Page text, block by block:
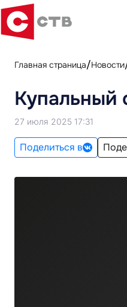
Главная страница Новости
Купальный
27 июля 2025 17:31
Поделиться в